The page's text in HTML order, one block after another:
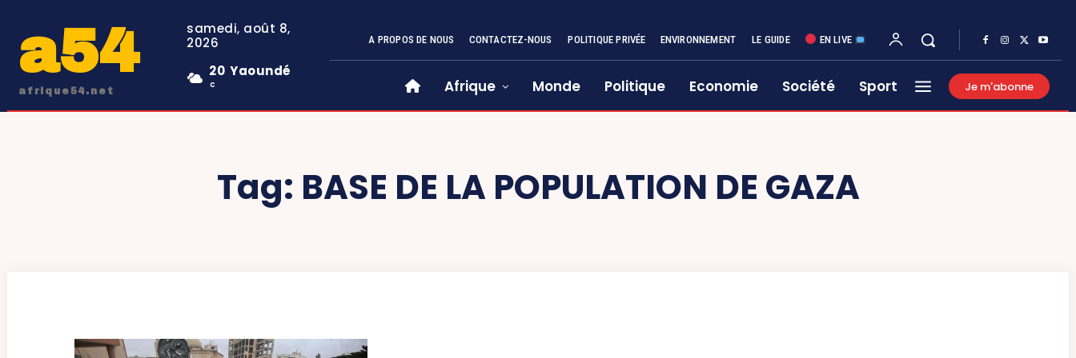
a54
afrique54.net
samedi, août 8,
2026
20
C
Yaoundé
A PROPOS DE NOUS CONTACTEZ-NOUS POLITIQUE PRIVÉE ENVIRONNEMENT LE GUIDE EN LIVE
Afrique Monde Politique Economie Société Sport Je m'abonne
Tag: BASE DE LA POPULATION DE GAZA